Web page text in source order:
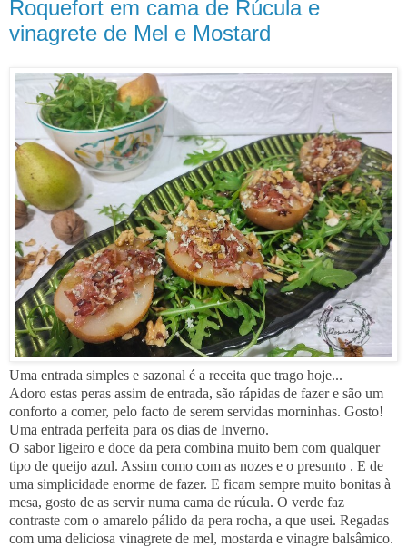
Roquefort em cama de Rúcula e
vinagrete de Mel e Mostard
Uma entrada simples e sazonal é a receita que trago hoje...
Adoro estas peras assim de entrada, são rápidas de fazer e são um
conforto a comer, pelo facto de serem servidas morninhas. Gosto!
Uma entrada perfeita para os dias de Inverno.
O sabor ligeiro e doce da pera combina muito bem com qualquer
tipo de queijo azul. Assim como com as nozes e o presunto . E de
uma simplicidade enorme de fazer. E ficam sempre muito bonitas à
mesa, gosto de as servir numa cama de rúcula. O verde faz
contraste com o amarelo pálido da pera rocha, a que usei. Regadas
com uma deliciosa vinagrete de mel, mostarda e vinagre balsâmico.